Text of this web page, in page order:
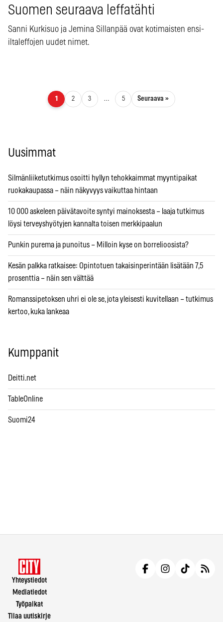
Suomen seuraava leffatähti
Sanni Kurkisuo ja Jemina Sillanpää ovat kotimaisten ensi-
iltaleffojen uudet nimet.
Artikkelien sivutus
1 2 3 … 5 Seuraava »
Uusimmat
Silmänliiketutkimus osoitti hyllyn tehokkaimmat myyntipaikat
ruokakaupassa – näin näkyvyys vaikuttaa hintaan
10 000 askeleen päivätavoite syntyi mainoksesta – laaja tutkimus
löysi terveyshyötyjen kannalta toisen merkkipaalun
Punkin purema ja punoitus – Milloin kyse on borrelioosista?
Kesän palkka ratkaisee: Opintotuen takaisinperintään lisätään 7,5
prosenttia – näin sen välttää
Romanssipetoksen uhri ei ole se, jota yleisesti kuvitellaan – tutkimus
kertoo, kuka lankeaa
Kumppanit
Deitti.net
TableOnline
Suomi24
Yhteystiedot
Mediatiedot
Työpaikat
Tilaa uutiskirje